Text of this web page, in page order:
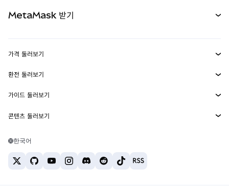
실물자산
MetaMask Connect
Snaps
웹3 서비스
MetaMask 받기
보안
고객 지원
채용
가격 둘러보기
이더리움 가격
솔라나 가격
테더 가격
환전 둘러보기
ETH를 USD로 환전
USDT를 INR로 환전
BTC를 INR로 환전
ETH를 USDT로 환전
가이드 둘러보기
ETH 매수
USDT 매수
콘텐츠 둘러보기
솔라나 지갑
한국어